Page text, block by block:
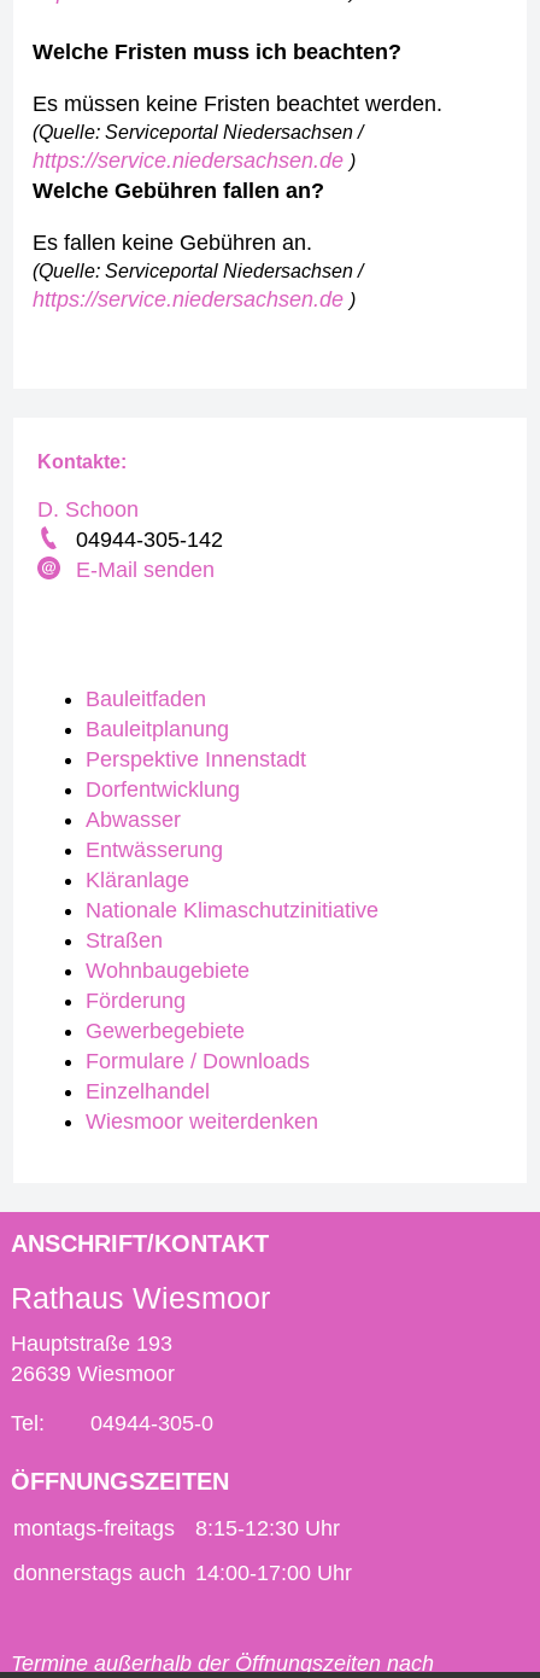
Welche Fristen muss ich beachten?
Es müssen keine Fristen beachtet werden.
(Quelle: Serviceportal Niedersachsen /
https://service.niedersachsen.de )
Welche Gebühren fallen an?
Es fallen keine Gebühren an.
(Quelle: Serviceportal Niedersachsen /
https://service.niedersachsen.de )
Bauleitfaden
Bauleitplanung
Perspektive Innenstadt
Dorfentwicklung
Abwasser
Entwässerung
Kläranlage
Nationale Klimaschutzinitiative
Straßen
Wohnbaugebiete
Förderung
Gewerbegebiete
Formulare / Downloads
Einzelhandel
Wiesmoor weiterdenken
Kontakte:
D. Schoon
04944-305-142
E-Mail senden
ANSCHRIFT/KONTAKT
Rathaus Wiesmoor
Hauptstraße 193
26639 Wiesmoor
Tel: 04944-305-0
ÖFFNUNGSZEITEN
montags-freitags
8:15-12:30 Uhr
donnerstags auch 14:00-17:00 Uhr
Termine außerhalb der Öffnungszeiten nach